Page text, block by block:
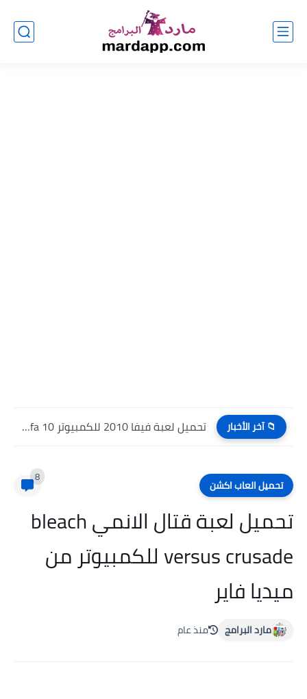
📁 آخر الأخبار تحميل لعبة فيفا 2011 للكمبيوتر والاندرويد تحميل Fifa 11 برابط...
تحميل العاب اكشن 8
تحميل لعبة قتال الانمي bleach
versus crusade للكمبيوتر من
ميديا فاير
مارد البرامج منذ عام